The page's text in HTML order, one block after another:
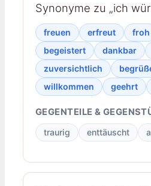
Synonyme zu „ich
freuen erfreut froh
begeistert
dankbar
zuversichtlich
willkommen
geehrt
GEGENTEILE &
traurig enttäuscht